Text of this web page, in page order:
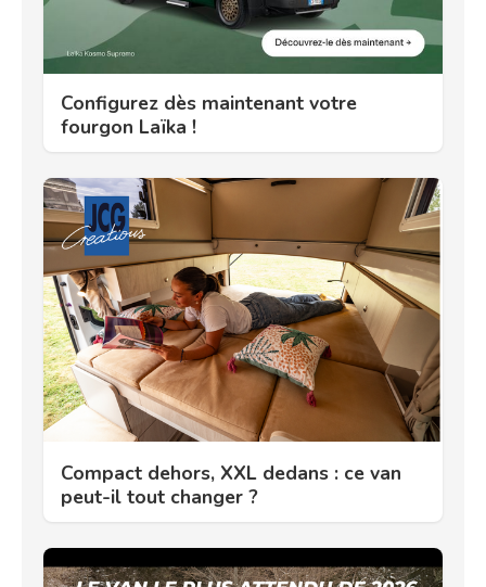
Configurez dès maintenant votre
fourgon Laïka !
Compact dehors, XXL dedans : ce van
peut-il tout changer ?